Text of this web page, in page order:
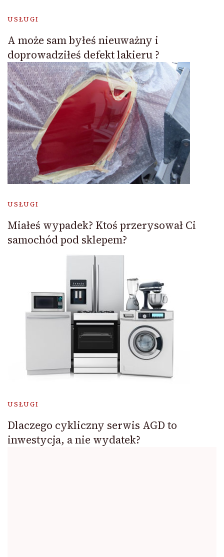
USŁUGI
A może sam byłeś nieuważny i
doprowadziłeś defekt lakieru ?
USŁUGI
Miałeś wypadek? Ktoś przerysował Ci
samochód pod sklepem?
USŁUGI
Dlaczego cykliczny serwis AGD to
inwestycja, a nie wydatek?